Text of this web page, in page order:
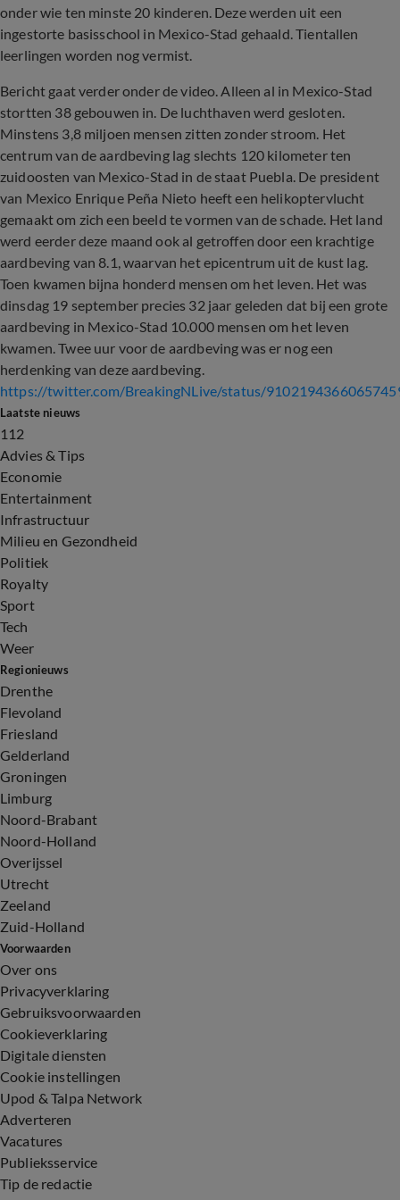
onder wie ten minste 20 kinderen. Deze werden uit een
ingestorte basisschool in Mexico-Stad gehaald. Tientallen
leerlingen worden nog vermist.
Bericht gaat verder onder de video. Alleen al in Mexico-Stad
stortten 38 gebouwen in. De luchthaven werd gesloten.
Minstens 3,8 miljoen mensen zitten zonder stroom. Het
centrum van de aardbeving lag slechts 120 kilometer ten
zuidoosten van Mexico-Stad in de staat Puebla. De president
van Mexico Enrique Peña Nieto heeft een helikoptervlucht
gemaakt om zich een beeld te vormen van de schade. Het land
werd eerder deze maand ook al getroffen door een krachtige
aardbeving van 8.1, waarvan het epicentrum uit de kust lag.
Toen kwamen bijna honderd mensen om het leven. Het was
dinsdag 19 september precies 32 jaar geleden dat bij een grote
aardbeving in Mexico-Stad 10.000 mensen om het leven
kwamen. Twee uur voor de aardbeving was er nog een
herdenking van deze aardbeving.
https://twitter.com/BreakingNLive/status/
Laatste nieuws
112
Advies & Tips
Economie
Entertainment
Infrastructuur
Milieu en Gezondheid
Politiek
Royalty
Sport
Tech
Weer
Regionieuws
Drenthe
Flevoland
Friesland
Gelderland
Groningen
Limburg
Noord-Brabant
Noord-Holland
Overijssel
Utrecht
Zeeland
Zuid-Holland
Voorwaarden
Over ons
Privacyverklaring
Gebruiksvoorwaarden
Cookieverklaring
Digitale diensten
Cookie instellingen
Upod & Talpa Network
Adverteren
Vacatures
Publieksservice
Tip de redactie